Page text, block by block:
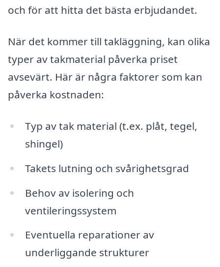
och för att hitta det bästa erbjudandet.
När det kommer till takläggning, kan olika
typer av takmaterial påverka priset
avsevärt. Här är några faktorer som kan
påverka kostnaden:
Typ av tak material (t.ex. plåt, tegel,
shingel)
Takets lutning och svårighetsgrad
Behov av isolering och
ventileringssystem
Eventuella reparationer av
underliggande strukturer